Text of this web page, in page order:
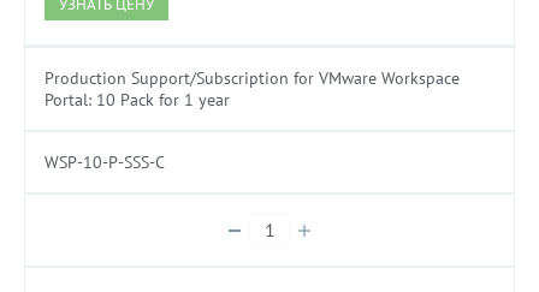
УЗНАТЬ ЦЕНУ
Production Support/Subscription for VMware Workspace
Portal: 10 Pack for 1 year
WSP-10-P-SSS-C